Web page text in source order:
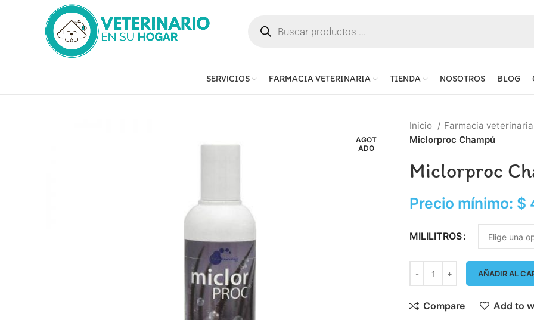
SERVICIOS FARMACIA VETERINARIA TIENDA NOSOTROS BLOG
AGOT
ADO
Inicio Farmacia veterinaria
Miclorproc Champú
Miclorproc
Precio mínimo: $
MILILITROS
AÑADIR AL
Compare Add to